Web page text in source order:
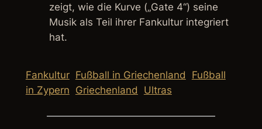
zeigt, wie die Kurve („Gate 4“) seine
Musik als Teil ihrer Fankultur integriert
hat.
Fankultur Fußball in Griechenland
Fußball
in Zypern Griechenland Ultras